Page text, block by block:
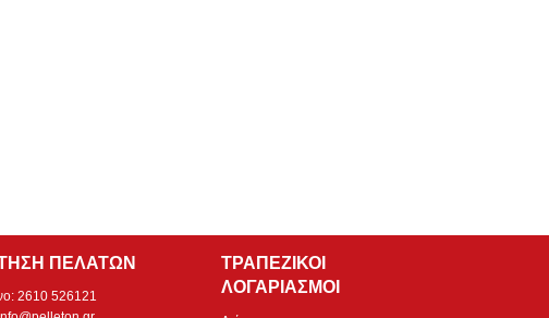
ΠΕΛΑΤΩΝ
2610 526121
ΤΡΑΠΕΖΙΚΟΙ
ΛΟΓΑΡΙΑΣΜΟΙ